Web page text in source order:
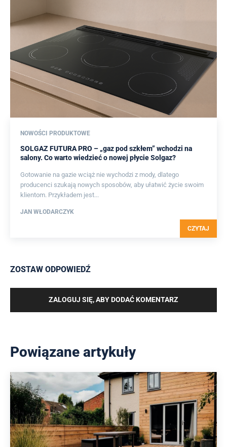
NOWOŚCI PRODUKTOWE
SOLGAZ FUTURA PRO – „gaz pod szkłem” wchodzi na
salony. Co warto wiedzieć o nowej płycie Solgaz?
Gotowanie na gazie wciąż nie wychodzi z mody, dlatego
producenci szukają nowych sposobów, aby ułatwić życie swoim
klientom. Przykładem jest...
JAN WŁODARCZYK
CZYTAJ
ZOSTAW ODPOWIEDŹ
ZALOGUJ SIĘ, ABY DODAĆ KOMENTARZ
Powiązane artykuły